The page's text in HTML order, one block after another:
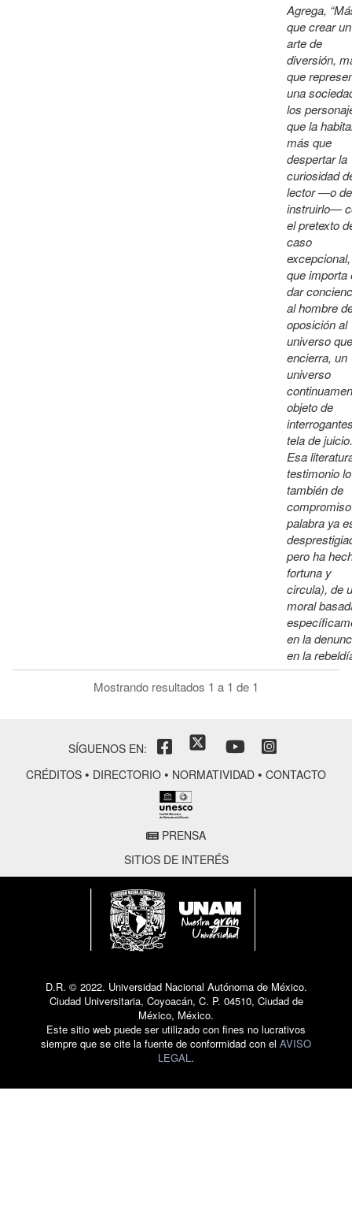
Agrega,
que crear un
arte de
diversión,
que
una
los
que la
más que
despertar la
curiosidad
lector —o de
instruirlo—
el pretexto
caso
que importa
dar
al hombre
oposición al
universo
encierra, un
universo
objeto de
tela de juicio.
Esa
testimonio
también de
palabra ya
pero ha
fortuna y
circula), de
moral
en la
en la
Mostrando resultados 1 a 1 de 1
SÍGUENOS EN:
CRÉDITOS • DIRECTORIO • NORMATIVIDAD • CONTACTO
PRENSA
SITIOS DE INTERÉS
D.R. © 2022. Universidad Nacional Autónoma de México.
Ciudad Universitaria, Coyoacán, C. P. 04510, Ciudad de
México, México.
Este sitio web puede ser utilizado con fines no lucrativos
siempre que se cite la fuente de conformidad con el AVISO
LEGAL.